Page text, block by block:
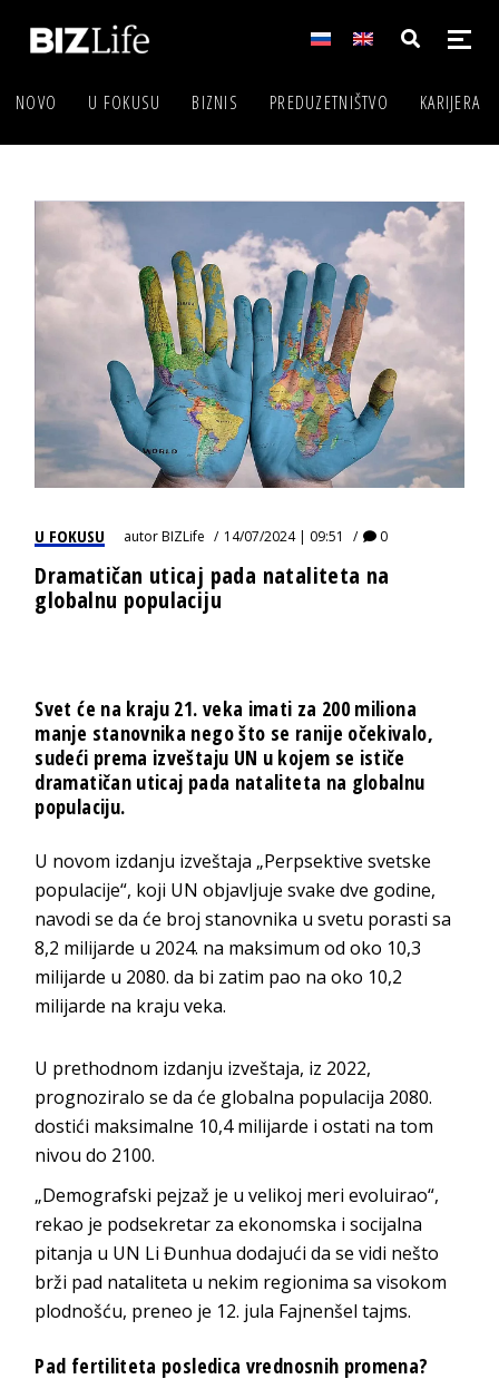
NOVO U FOKUSU BIZNIS PREDUZETNIŠTVO KARIJERA
U FOKUSU autorBIZLife 14/07/2024 | 09:51 0
Dramatičan uticaj pada nataliteta na
globalnu populaciju
Svet će na kraju 21. veka imati za 200 miliona
manje stanovnika nego što se ranije očekivalo,
sudeći prema izveštaju UN u kojem se ističe
dramatičan uticaj pada nataliteta na globalnu
populaciju.
U novom izdanju izveštaja „Perpsektive svetske
populacije“, koji UN objavljuje svake dve godine,
navodi se da će broj stanovnika u svetu porasti sa
8,2 milijarde u 2024. na maksimum od oko 10,3
milijarde u 2080. da bi zatim pao na oko 10,2
milijarde na kraju veka.
U prethodnom izdanju izveštaja, iz 2022,
prognoziralo se da će globalna populacija 2080.
dostići maksimalne 10,4 milijarde i ostati na tom
nivou do 2100.
„Demografski pejzaž je u velikoj meri evoluirao“,
rekao je podsekretar za ekonomska i socijalna
pitanja u UN Li Đunhua dodajući da se vidi nešto
brži pad nataliteta u nekim regionima sa visokom
plodnošću, preneo je 12. jula Fajnenšel tajms.
Pad fertiliteta posledica vrednosnih promena?